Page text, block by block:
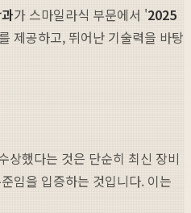
가 스마일라식 부문에서 '2025
제공하고, 뛰어난 기술력을 바탕
상했다는 것은 단순히 최신 장비
임을 입증하는 것입니다. 이는